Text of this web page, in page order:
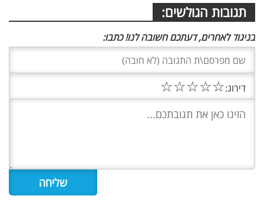
תגובות הגולשים:
בניגוד לאחרים, דעתכם חשובה לנו! כתבו:
דירוג:☆
☆
☆
☆
☆